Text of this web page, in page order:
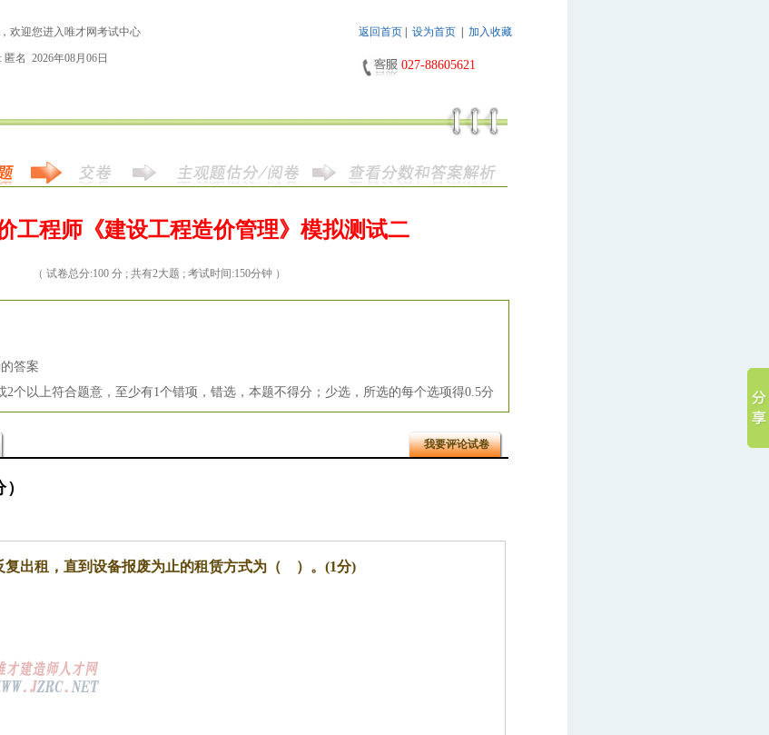
欢迎您进入唯才网考试中心
匿名 2026年08月06日
返回首页 设为首页 加入收藏
027-88605621
工程师《建设工程造价管理》模拟测试二
（ 试卷总分:100 分 ; 共有2大题 ; 考试时间:150分钟 ）
答案
2个以上符合题意，至少有1个错项，错选，本题不得分；少选，所选的每个选项得0.5分
我要评论试卷
复出租，直到设备报废为止的租赁方式为（ ）。(1分)